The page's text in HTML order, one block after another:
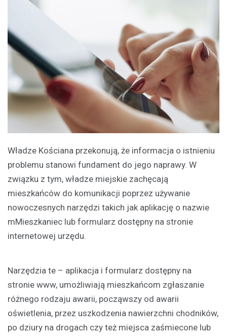
Władze Kościana przekonują, że informacja o istnieniu
problemu stanowi fundament do jego naprawy. W
związku z tym, władze miejskie zachęcają
mieszkańców do komunikacji poprzez używanie
nowoczesnych narzędzi takich jak aplikację o nazwie
mMieszkaniec lub formularz dostępny na stronie
internetowej urzędu.
Narzędzia te – aplikacja i formularz dostępny na
stronie www, umożliwiają mieszkańcom zgłaszanie
różnego rodzaju awarii, począwszy od awarii
oświetlenia, przez uszkodzenia nawierzchni chodników,
po dziury na drogach czy też miejsca zaśmiecone lub